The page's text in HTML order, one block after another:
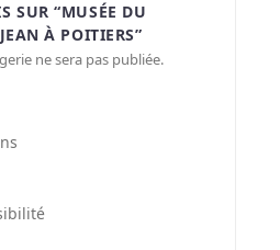
SUR “MUSÉE DU
À POITIERS”
ne sera pas publiée.